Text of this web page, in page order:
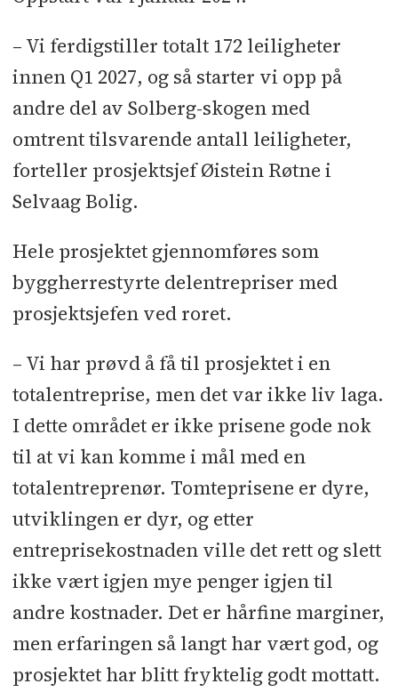
Rådgivere:RIBr: Norconsult
Installatørenl RIByFy: Multiconsult
lRIVA: Ingeniørfirmaet Svendsen &
COl RIB: Pentacon lRIG: Geovita
RIAku: Brekke & Strand Akustikkl
Uavhengig kontroll: Obron
Underentreprenører og
leverandører: Heis: Otis
Ventilasjon: Randem & Hubertl
Stålarbeider: BT StållTrapper,
rekkverk, balkonger, screens:
ProfilcolGrunn- og utom­
husarbeider: Lindhaugen
lVinduer:
Nordanl Bygge­varer: XL Bygg
Knatterudfjellet
Maling og
flisarbeider: Bygg & MallLås &
Beslag: MD SikkerhetlPeling: Berg &
GrundsäkringlRør: Østfold Rør
Elektro: InstallatørenlBadekabiner:
ProbadlBetongelementer: Holtet
BetongelementerlTekking: Tecta Tak
lBetongarbeider: Tømmerholt
Armering l Gulvbelegg: ATGl
– Vi ferdigstiller totalt 172 leiligheter
innen Q1 2027, og så starter vi opp på
andre del av Solberg-skogen med
omtrent tilsvarende antall leiligheter,
forteller prosjektsjef Øistein Røtne i
Selvaag Bolig.
Hele prosjektet gjennomføres som
byggherrestyrte delentrepriser med
prosjektsjefen ved roret.
– Vi har prøvd å få til prosjektet i en
totalentreprise, men det var ikke liv laga.
I dette området er ikke prisene gode nok
til at vi kan komme i mål med en
totalentreprenør. Tomteprisene er dyre,
utviklingen er dyr, og etter
entreprisekostnaden ville det rett og slett
ikke vært igjen mye penger igjen til
andre kostnader. Det er hårfine marginer,
men erfaringen så langt har vært god, og
prosjektet har blitt fryktelig godt mottatt.